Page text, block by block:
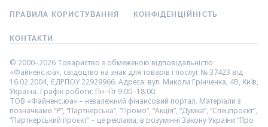
ПРАВИЛА КОРИСТУВАННЯ КОНФІДЕНЦІЙНІСТЬ
КОНТАКТИ
© 2000–2026 Товариство з обмеженою відповідальністю
«Файненс.юа», свідоцтво на знак для товарів і послуг № 37423 від
16.02.2004, ЄДРПОУ 22929966. Адреса: вул. Миколи Грінченка, 4В, Київ,
Україна. Графік роботи: Пн–Пт 9:00–18:00.
ТОВ «Файненс.юа» – незалежний фінансовий портал. Матеріали з
позначками “Р”, “Партнерська”, “Промо”, “Акція”, “Думка”, “Спецпроєкт”,
“Партнерський проєкт” – це реклама, в розумінні Закону України “Про